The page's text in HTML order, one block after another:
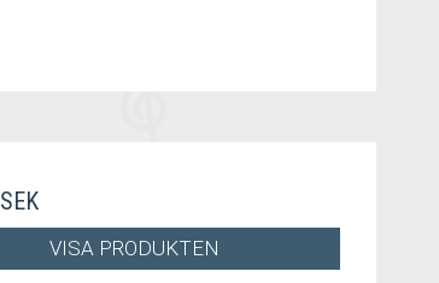
VISA PRODUKTEN